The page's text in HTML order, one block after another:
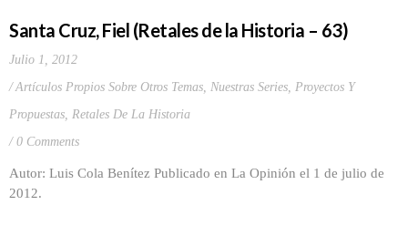
Santa Cruz, Fiel (Retales de la Historia – 63)
Julio 1, 2012
Artículos Propios Sobre Otros Temas, Nuestras Series, Proyectos Y
Propuestas, Retales De La Historia
0 Comments
Autor: Luis Cola Benítez Publicado en La Opinión el 1 de julio de
2012.